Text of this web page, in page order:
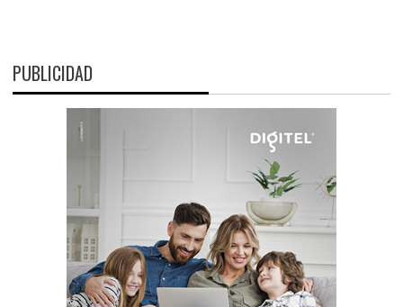
PUBLICIDAD